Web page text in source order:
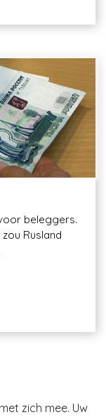
beleggers.
Rusland
met zich mee. Uw